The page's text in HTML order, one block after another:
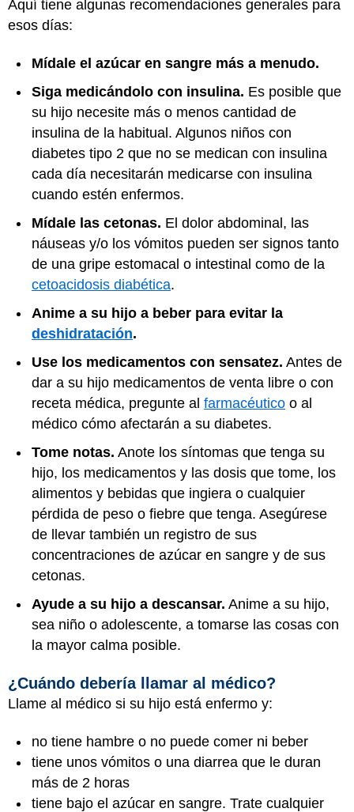
Aquí tiene algunas recomendaciones generales para
esos días:
Mídale el azúcar en sangre más a menudo.
Siga medicándolo con insulina. Es posible que
su hijo necesite más o menos cantidad de
insulina de la habitual. Algunos niños con
diabetes tipo 2 que no se medican con insulina
cada día necesitarán medicarse con insulina
cuando estén enfermos.
Mídale las cetonas. El dolor abdominal, las
náuseas y/o los vómitos pueden ser signos tanto
de una gripe estomacal o intestinal como de la
cetoacidosis diabética.
Anime a su hijo a beber para evitar la
deshidratación.
Use los medicamentos con sensatez. Antes de
dar a su hijo medicamentos de venta libre o con
receta médica, pregunte al farmacéutico o al
médico cómo afectarán a su diabetes.
Tome notas. Anote los síntomas que tenga su
hijo, los medicamentos y las dosis que tome, los
alimentos y bebidas que ingiera o cualquier
pérdida de peso o fiebre que tenga. Asegúrese
de llevar también un registro de sus
concentraciones de azúcar en sangre y de sus
cetonas.
Ayude a su hijo a descansar. Anime a su hijo,
sea niño o adolescente, a tomarse las cosas con
la mayor calma posible.
¿Cuándo debería llamar al médico?
Llame al médico si su hijo está enfermo y:
no tiene hambre o no puede comer ni beber
tiene unos vómitos o una diarrea que le duran
más de 2 horas
tiene bajo el azúcar en sangre. Trate cualquier